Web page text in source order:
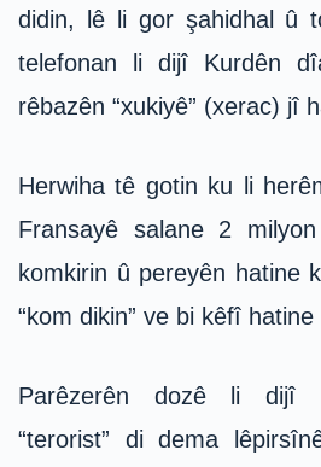
didin, lê li gor şahidhal û
telefonan li dijî Kurdên
rêbazên “xukiyê” (xerac) jî
Herwiha tê gotin ku li
Fransayê salane 2
komkirin û pereyên hatine
“kom dikin” ve bi kêfî hatine
Parêzerên dozê li dijî
“terorist” di dema